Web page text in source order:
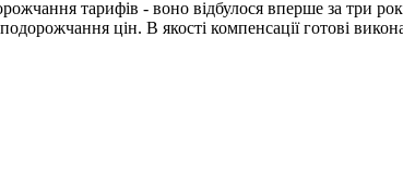
тарифів - воно відбулося вперше за три
цін. В якості компенсації готові